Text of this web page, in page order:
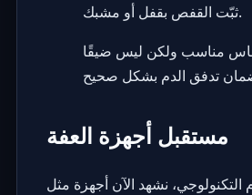
ثبّت القفص بقفل أو مشبك.
مناسب ولكن ليس ضيقًا
مستقبل أجهزة العفة
التكنولوجي، نشهد الآن أجهزة مثل